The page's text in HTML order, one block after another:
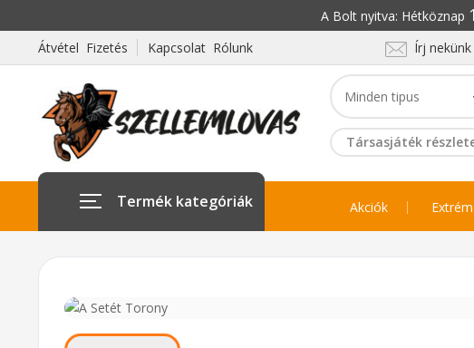
A Bolt nyitva: Hétköznap
Átvétel Fizetés
Kapcsolat Rólunk Írj nekünk
Társasjáték
Termék kategóriák Akciók